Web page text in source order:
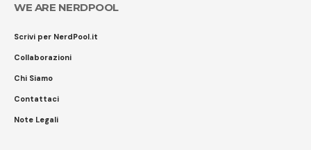
WE ARE NERDPOOL
Scrivi per NerdPool.it
Collaborazioni
Chi Siamo
Contattaci
Note Legali